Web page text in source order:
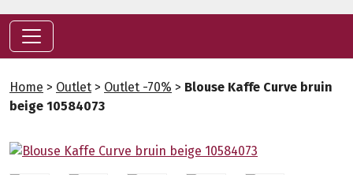
Home > Outlet > Outlet -70% > Blouse Kaffe Curve bruin
beige 10584073